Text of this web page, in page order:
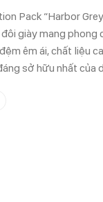
Pack “Harbor
giày mang phong
êm ái, chất liệu
sở hữu nhất của